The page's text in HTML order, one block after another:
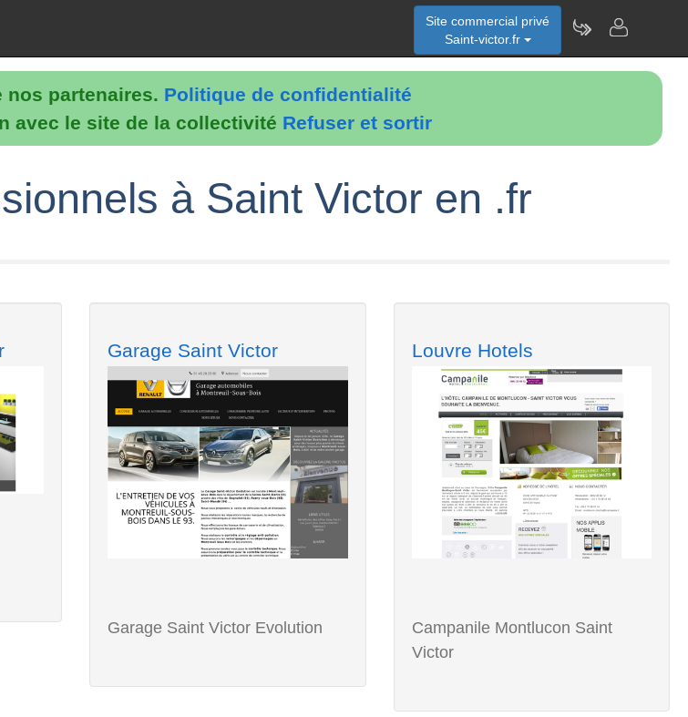
partenaires. Politique de confidentialité
avec le site de la collectivité Refuser et sortir
Site commercial privé
Saint-victor.fr
à Saint Victor en .fr
Garage Saint Victor
Garage Saint Victor Evolution
Louvre Hotels
Campanile Montlucon Saint
Victor